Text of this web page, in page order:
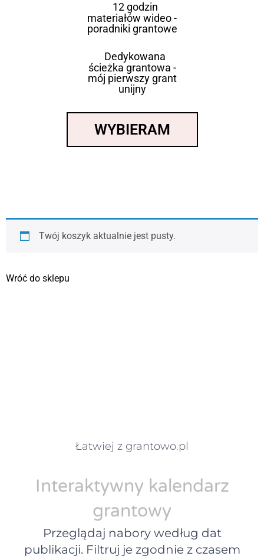
12 godzin
materiałów wideo -
poradniki grantowe
Dedykowana
ścieżka grantowa -
mój pierwszy grant
unijny
WYBIERAM
Twój koszyk aktualnie jest pusty.
Wróć do sklepu
Łatwiej z grantowo.pl
Interaktywny kalendarz
grantowy
Przeglądaj nabory według dat
publikacji. Filtruj je zgodnie z czasem